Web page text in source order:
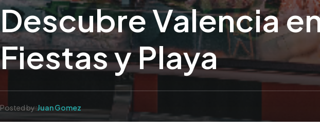
Descubre Valencia
Fiestas y Playa
Posted by:Juan Gomez